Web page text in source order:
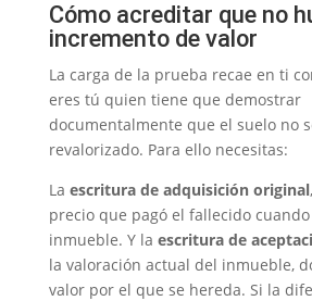
Cómo acreditar que no
incremento de valor
La carga de la prueba recae en ti
eres tú quien tiene que demostrar
documentalmente que el suelo no
revalorizado. Para ello necesitas:
La escritura de adquisición original
precio que pagó el fallecido
inmueble. Y la escritura de
la valoración actual del inmueble,
valor por el que se hereda. Si la